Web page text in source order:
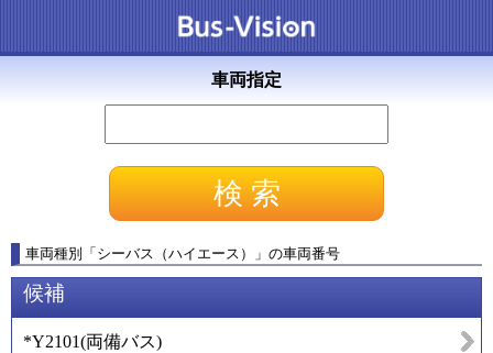
車両指定
車両種別 「 シーバス（ハイエース） 」 の車両番号
候補
*Y2101(両備バス)